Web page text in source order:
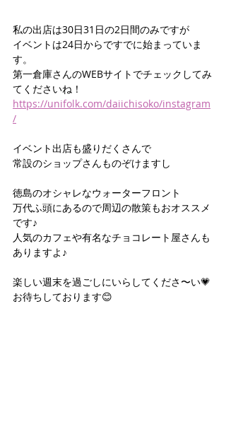
私の出店は30日31日の2日間のみですが
イベントは24日からですでに始まっていま
す。
第一倉庫さんのWEBサイトでチェックしてみ
てくださいね！
https://unifolk.com/daiichisoko/instagram
/
イベント出店も盛りだくさんで
常設のショップさんものぞけますし
徳島のオシャレなウォーターフロント
万代ふ頭にあるので周辺の散策もおオススメ
です♪
人気のカフェや有名なチョコレート屋さんも
ありますよ♪
楽しい週末を過ごしにいらしてくださ〜い💗
お待ちしております😊